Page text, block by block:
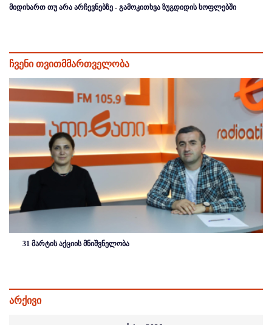
მიდიხართ თუ არა არჩევნებზე - გამოკითხვა ზუგდიდის სოფლებში
ჩვენი თვითმმართველობა
31 მარტის აქციის მნიშვნელობა
არქივი